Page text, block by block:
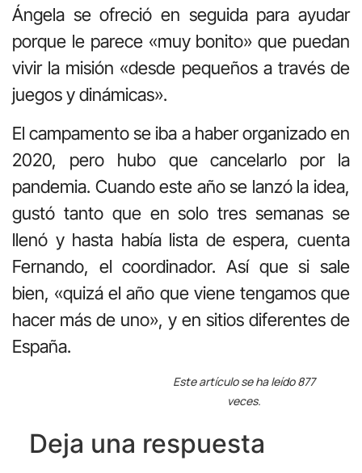
Ángela se ofreció en seguida para ayudar
porque le parece «muy bonito» que puedan
vivir la misión «desde pequeños a través de
juegos y dinámicas».
El campamento se iba a haber organizado en
2020, pero hubo que cancelarlo por la
pandemia. Cuando este año se lanzó la idea,
gustó tanto que en solo tres semanas se
llenó y hasta había lista de espera, cuenta
Fernando, el coordinador. Así que si sale
bien, «quizá el año que viene tengamos que
hacer más de uno», y en sitios diferentes de
España.
Este artículo se ha leído 877
veces.
Deja una respuesta